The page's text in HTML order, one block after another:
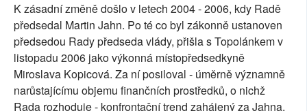
K zásadní změně došlo v letech 2004 - 2006, kdy Radě
předsedal Martin Jahn. Po té co byl zákonně ustanoven
předsedou Rady předseda vlády, přišla s Topolánkem v
listopadu 2006 jako výkonná místopředsedkyně
Miroslava Kopicová. Za ní posiloval - úměrně významně
narůstajícímu objemu finančních prostředků, o nichž
Rada rozhoduje - konfrontační trend zahájený za Jahna.